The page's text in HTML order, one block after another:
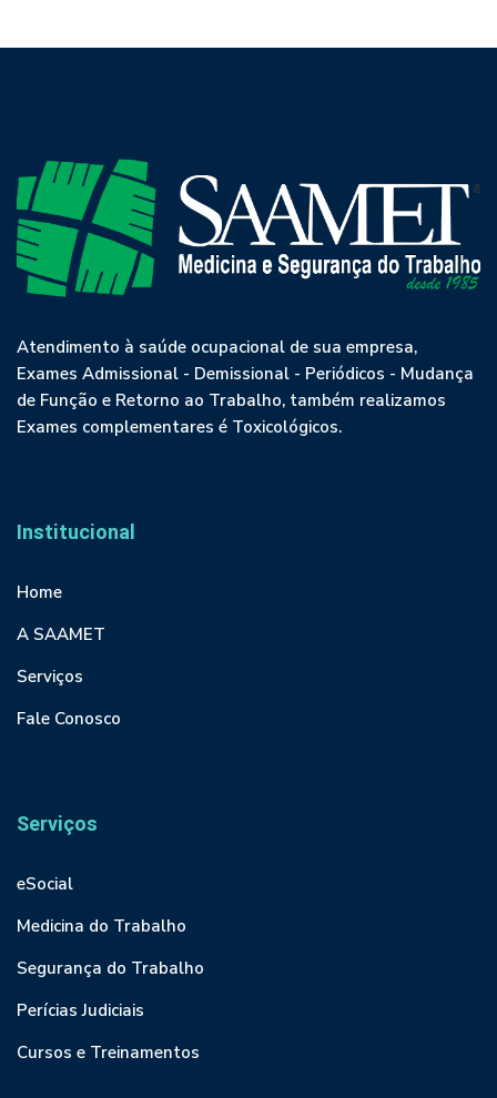
Atendimento à saúde ocupacional de sua empresa,
Exames Admissional - Demissional - Periódicos - Mudança
de Função e Retorno ao Trabalho, também realizamos
Exames complementares é Toxicológicos.
Institucional
Home
A SAAMET
Serviços
Fale Conosco
Serviços
eSocial
Medicina do Trabalho
Segurança do Trabalho
Perícias Judiciais
Cursos e Treinamentos